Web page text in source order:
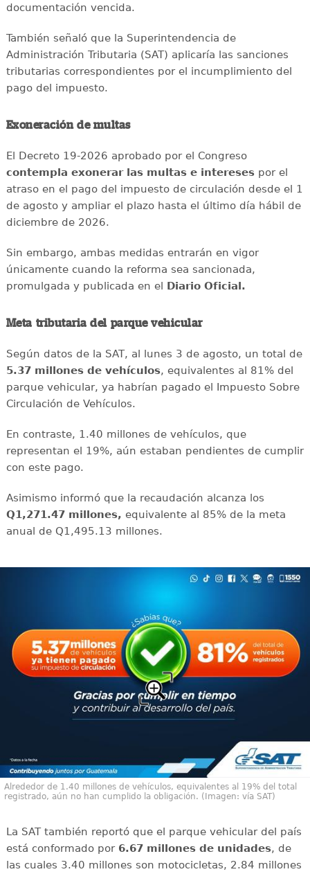
documentación vencida.
También señaló que la Superintendencia de
Administración Tributaria (SAT) aplicaría las sanciones
tributarias correspondientes por el incumplimiento del
pago del impuesto.
Exoneración de multas
El Decreto 19-2026 aprobado por el Congreso
contempla exonerar las multas e interesespor el
atraso en el pago del impuesto de circulación desde el 1
de agosto y ampliar el plazo hasta el último día hábil de
diciembre de 2026.
Sin embargo, ambas medidas entrarán en vigor
únicamente cuando la reforma sea sancionada,
promulgada y publicada en el Diario Oficial.
Meta tributaria del parque vehicular
Según datos de la SAT, al lunes 3 de agosto, un total de
5.37 millones de vehículos, equivalentes al 81% del
parque vehicular, ya habrían pagado el Impuesto Sobre
Circulación de Vehículos.
En contraste, 1.40 millones de vehículos, que
representan el 19%, aún estaban pendientes de cumplir
con este pago.
Asimismo informó que la recaudación alcanza los
Q1,271.47 millones, equivalente al 85% de la meta
anual de Q1,495.13 millones.
Alrededor de 1.40 millones de vehículos, equivalentes al 19% del total
registrado, aún no han cumplido la obligación. (Imagen: vía SAT)
La SAT también reportó que el parque vehicular del país
está conformado por 6.67 millones de unidades, de
las cuales 3.40 millones son motocicletas, 2.84 millones